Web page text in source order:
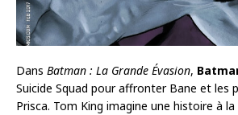
Dans Batman : La Grande Évasion,
Suicide Squad pour affronter Bane et les
Prisca. Tom King imagine une histoire à